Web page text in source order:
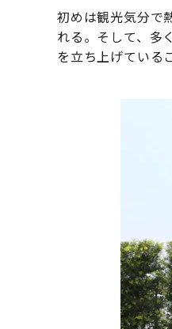
初めは観光気分で
れる。そして、多
を立ち上げている